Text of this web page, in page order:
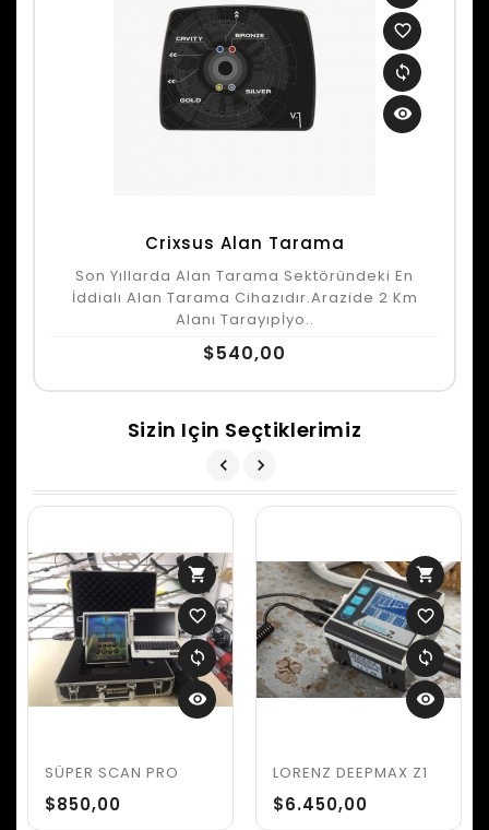
favorite_border
sync
visibility
Crixsus Alan Tarama
Son Yıllarda Alan Tarama Sektöründeki En
İddialı Alan Tarama Cihazıdır.Arazide 2 Km
Alanı Tarayıpİyo..
$540,00
Sizin Için Seçtiklerimiz
shopping_cart
favorite_border
sync
visibility
SÜPER SCAN PRO
$850,00
shopping_cart
favorite_border
sync
visibility
LORENZ DEEPMAX Z1
$6.450,00